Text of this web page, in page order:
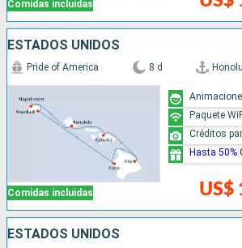
Comidas incluidas
ESTADOS UNIDOS
Comidas incluidas
Pride of America 8 d
US$
Paquete
Créditos
Hasta 50%
ESTADOS UNIDOS